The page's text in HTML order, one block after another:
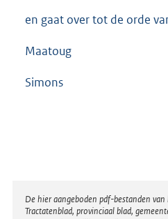
en gaat over tot de orde
Maatoug
Simons
Disclaimer
De hier aangeboden pdf-bestanden
Tractatenblad, provinciaal blad,